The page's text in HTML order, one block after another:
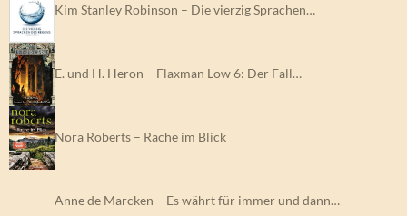
Kim Stanley Robinson – Die vierzig Sprachen…
E. und H. Heron – Flaxman Low 6: Der Fall…
Nora Roberts – Rache im Blick
Anne de Marcken – Es währt für immer und dann…